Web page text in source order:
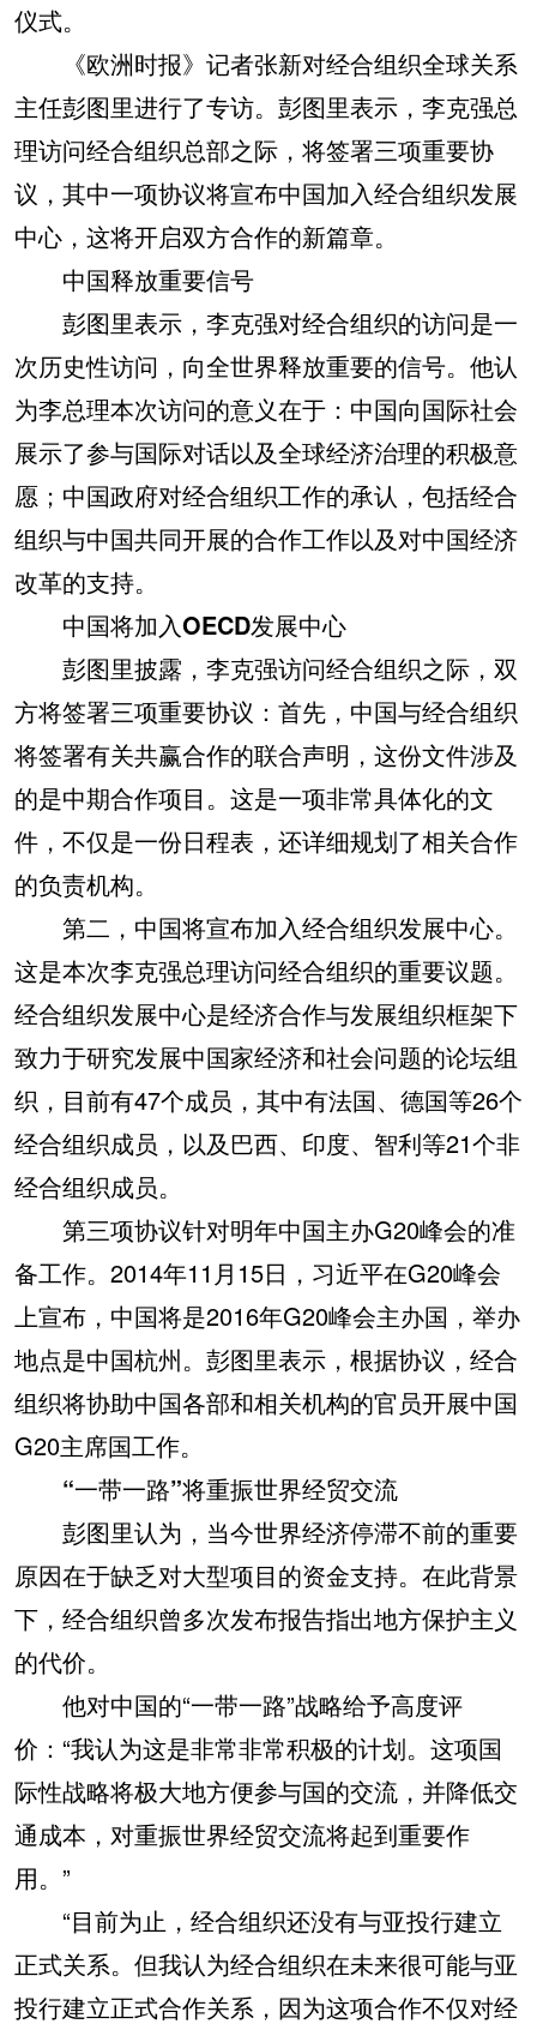
仪式。
《欧洲时报》记者张新对经合组织全球关系
主任彭图里进行了专访。彭图里表示，李克强总
理访问经合组织总部之际，将签署三项重要协
议，其中一项协议将宣布中国加入经合组织发展
中心，这将开启双方合作的新篇章。
中国释放重要信号
彭图里表示，李克强对经合组织的访问是一
次历史性访问，向全世界释放重要的信号。他认
为李总理本次访问的意义在于：中国向国际社会
展示了参与国际对话以及全球经济治理的积极意
愿；中国政府对经合组织工作的承认，包括经合
组织与中国共同开展的合作工作以及对中国经济
改革的支持。
中国将加入OECD发展中心
彭图里披露，李克强访问经合组织之际，双
方将签署三项重要协议：首先，中国与经合组织
将签署有关共赢合作的联合声明，这份文件涉及
的是中期合作项目。这是一项非常具体化的文
件，不仅是一份日程表，还详细规划了相关合作
的负责机构。
第二，中国将宣布加入经合组织发展中心。
这是本次李克强总理访问经合组织的重要议题。
经合组织发展中心是经济合作与发展组织框架下
致力于研究发展中国家经济和社会问题的论坛组
织，目前有47个成员，其中有法国、德国等26个
经合组织成员，以及巴西、印度、智利等21个非
经合组织成员。
第三项协议针对明年中国主办G20峰会的准
备工作。2014年11月15日，习近平在G20峰会
上宣布，中国将是2016年G20峰会主办国，举办
地点是中国杭州。彭图里表示，根据协议，经合
组织将协助中国各部和相关机构的官员开展中国
G20主席国工作。
“一带一路”将重振世界经贸交流
彭图里认为，当今世界经济停滞不前的重要
原因在于缺乏对大型项目的资金支持。在此背景
下，经合组织曾多次发布报告指出地方保护主义
的代价。
他对中国的“一带一路”战略给予高度评
价：“我认为这是非常非常积极的计划。这项国
际性战略将极大地方便参与国的交流，并降低交
通成本，对重振世界经贸交流将起到重要作
用。”
“目前为止，经合组织还没有与亚投行建立
正式关系。但我认为经合组织在未来很可能与亚
投行建立正式合作关系，因为这项合作不仅对经